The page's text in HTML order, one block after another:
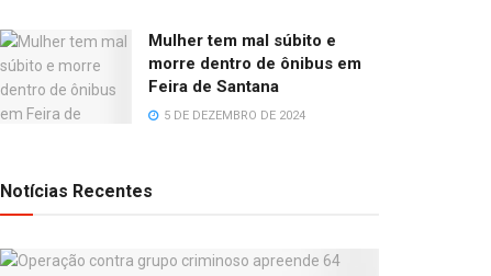
Mulher tem mal súbito e
morre dentro de ônibus em
Feira de Santana
5 DE DEZEMBRO DE 2024
Notícias Recentes